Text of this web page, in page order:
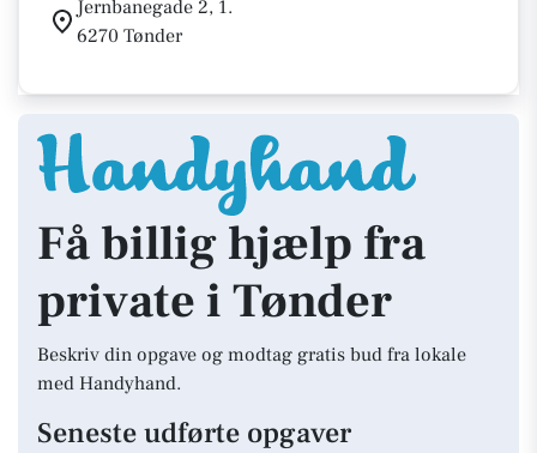
Jernbanegade 2, 1.
6270 Tønder
Få billig hjælp fra
private i Tønder
Beskriv din opgave og modtag gratis bud fra lokale
med Handyhand.
Seneste udførte opgaver